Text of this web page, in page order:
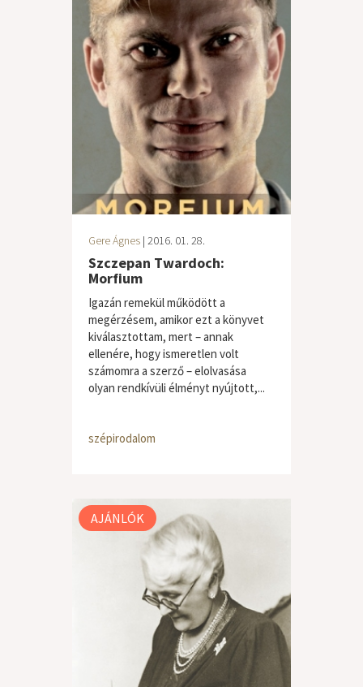
Gere Ágnes | 2016. 01. 28.
Szczepan Twardoch:
Morfium
Igazán remekül működött a
megérzésem, amikor ezt a könyvet
kiválasztottam, mert – annak
ellenére, hogy ismeretlen volt
számomra a szerző – elolvasása
olyan rendkívüli élményt nyújtott,...
szépirodalom
AJÁNLÓK